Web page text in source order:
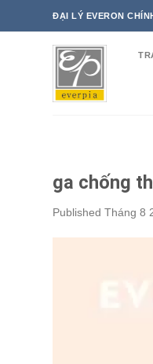
ĐẠI LÝ EVERON
ga chống
Published Tháng 8